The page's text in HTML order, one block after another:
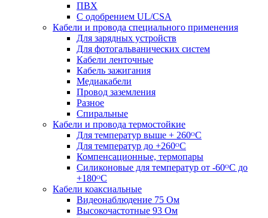
ПВХ
С одобрением UL/CSA
Кабели и провода специального применения
Для зарядных устройств
Для фотогальванических систем
Кабели ленточные
Кабель зажигания
Медиакабели
Провод заземления
Разное
Спиральные
Кабели и провода термостойкие
Для температур выше + 260ᴼС
Для температур до +260ᴼС
Компенсационные, термопары
Силиконовые для температур от -60ᴼC до
+180ᴼС
Кабели коаксиальные
Видеонаблюдение 75 Ом
Высокочастотные 93 Ом